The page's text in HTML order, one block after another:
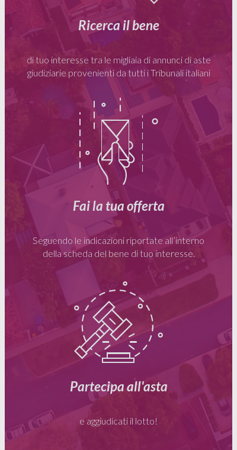
Ricerca il bene
di tuo interesse tra le migliaia di annunci di aste
giudiziarie provenienti da tutti i Tribunali italiani
Fai la tua offerta
Seguendo le indicazioni riportate all’interno
della scheda del bene di tuo interesse.
Partecipa all'asta
e aggiudicati il lotto!